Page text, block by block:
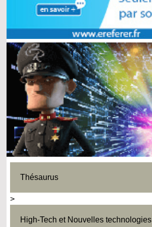
Thésaurus
>
High-Tech et Nouvelles technologies